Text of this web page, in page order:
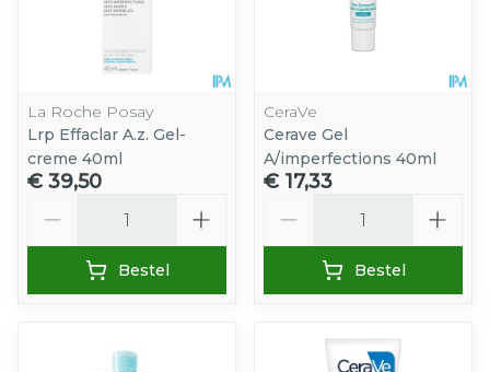
La Roche Posay
Lrp Effaclar A.z. Gel-
creme 40ml
€ 39,50
Bestel
CeraVe
Cerave Gel
A/imperfections 40ml
€ 17,33
Bestel